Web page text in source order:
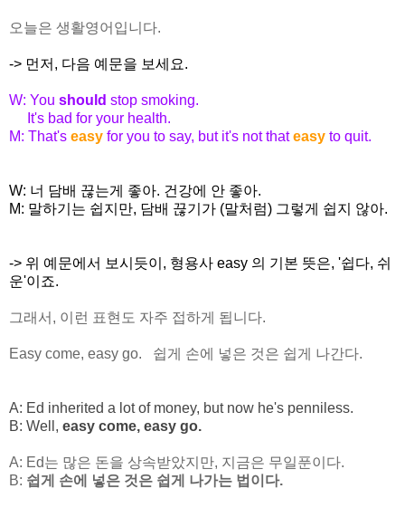
오늘은 생활영어입니다.
-> 먼저, 다음 예문을 보세요.
W: You should stop smoking.
It's bad for your health.
M: That's easy for you to say, but it's not thateasy to quit.
W: 너 담배 끊는게 좋아. 건강에 안 좋아.
M: 말하기는 쉽지만, 담배 끊기가 (말처럼) 그렇게 쉽지 않아.
-> 위 예문에서 보시듯이, 형용사 easy 의 기본 뜻은, '쉽다, 쉬
운'이죠.
그래서, 이런 표현도 자주 접하게 됩니다.
Easy come, easy go. 쉽게 손에 넣은 것은 쉽게 나간다.
A: Ed inherited a lot of money, but now he's penniless.
B: Well, easy come, easy go.
A: Ed는 많은 돈을 상속받았지만, 지금은 무일푼이다.
B: 쉽게 손에 넣은 것은 쉽게 나가는 법이다.